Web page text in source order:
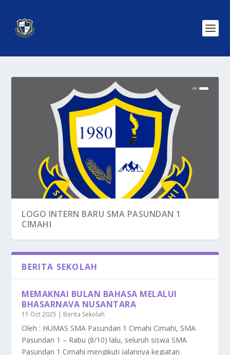
INFO SPMB PASUNDAN 1 CIMAHI TAHUN
PELAJARAN 2025/2...
LOGO INTERN BARU SMA PASUNDAN 1
CIMAHI
BERITA SEKOLAH
MEMAKNAI BULAN BAHASA MELALUI
BHASARNAVA NUSANTARA
11 Oct 2025 | Berita Sekolah
Oleh : HUMAS SMA Pasundan 1 Cimahi Cimahi, SMA
Pasundan 1 – Rabu (8/10) lalu, seluruh siswa SMA
Pasundan 1 Cimahi mengikuti jalannya kegiatan